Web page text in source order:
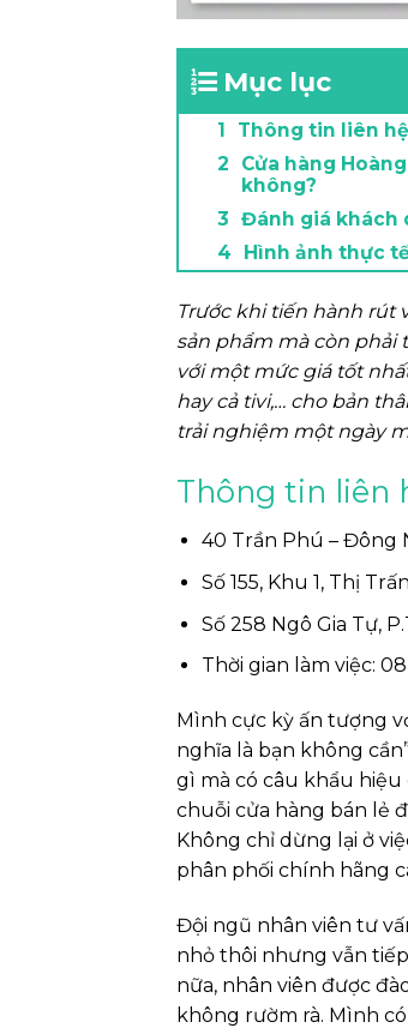
Mục lục
Thông tin liên
Cửa hàng
không?
Đánh giá khách
Hình ảnh thực
Trước khi tiến hành
sản phẩm mà còn phải
với một mức giá tốt
hay cả tivi,… cho bản
trải nghiệm một ngày
Thông tin liên
40 Trần Phú – Đông
Số 155, Khu 1, Thị
Số 258 Ngô Gia Tự,
Thời gian làm việc:
Mình cực kỳ ấn tượng
nghĩa là bạn không
gì mà có câu khẩu
chuỗi cửa hàng bán lẻ
Không chỉ dừng lại ở
phân phối chính hãng
Đội ngũ nhân viên tư
nhỏ thôi nhưng vẫn
nữa, nhân viên được
không rườm rà. Mình